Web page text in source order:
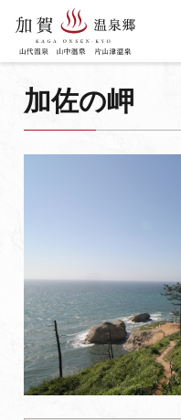
おみやげ
泊まる
Language
加佐の岬